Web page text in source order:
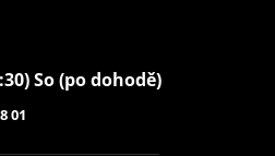
So (po dohodě)
01